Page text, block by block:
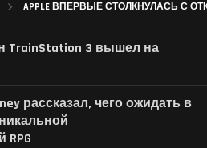
APPLE ВПЕРВЫЕ СТОЛКНУЛАСЬ С
TrainStation 3 вышел на
рассказал, чего ожидать в